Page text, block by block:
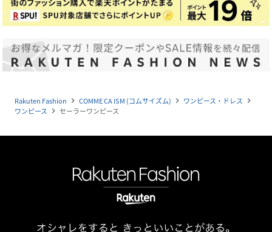
Rakuten Fashion navigate_next COMME CA ISM (コムサイズム) navigate_next ワンピース・ドレス navigate_next
ワンピース navigate_next セーラーワンピース